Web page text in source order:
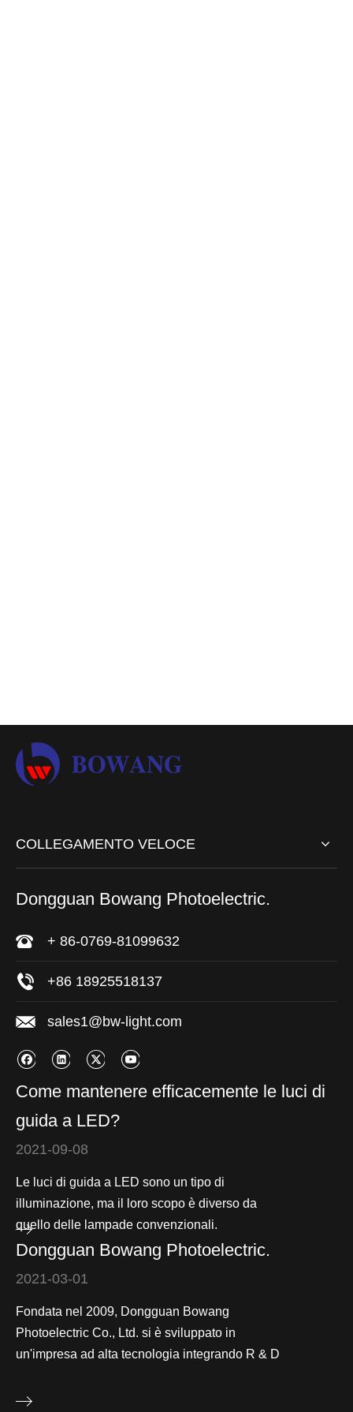
COLLEGAMENTO VELOCE
Dongguan Bowang Photoelectric.
+ 86-0769-81099632
+86 18925518137
sales1@bw-light.com
Come mantenere efficacemente le luci di
guida a LED?
2021-09-08
Le luci di guida a LED sono un tipo di
illuminazione, ma il loro scopo è diverso da
quello delle lampade convenzionali.
Dongguan Bowang Photoelectric.
2021-03-01
Fondata nel 2009, Dongguan Bowang
Photoelectric Co., Ltd. si è sviluppato in
un'impresa ad alta tecnologia integrando R & D